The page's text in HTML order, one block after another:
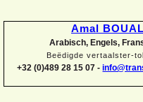
Amal
Arabisch, Engels,
Beëdigde vertaalster-
+32 (0)489 28 15 07 -